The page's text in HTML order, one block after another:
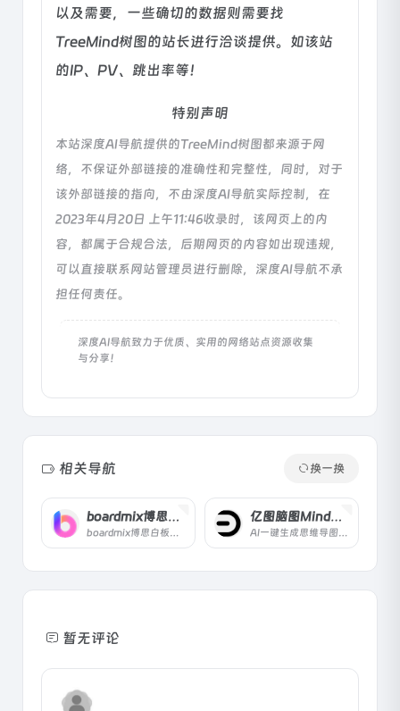
以及需要，一些确切的数据则需要找
TreeMind树图的站长进行洽谈提供。如该站
的IP、PV、跳出率等！
特别声明
本站深度AI导航提供的TreeMind树图都来源于网
络，不保证外部链接的准确性和完整性，同时，对于
该外部链接的指向，不由深度AI导航实际控制，在
2023年4月20日 上午11:46收录时，该网页上的内
容，都属于合规合法，后期网页的内容如出现违规，
可以直接联系网站管理员进行删除，深度AI导航不承
担任何责任。
深度AI导航致力于优质、实用的网络站点资源收集
与分享！
相关导航 换一换
boardmix博思白板
boardmix博思白板是一款AI加持的实时协作智慧白板，支持一键生成PPT、AI思维导图、AI绘画、AI写作等，适用于办公、教学、营销等多种场景，提升团队效率。
亿图脑图MindMaster
AI一键生成思维导图，AI对话，AI绘画，OCR文字提取
暂无评论